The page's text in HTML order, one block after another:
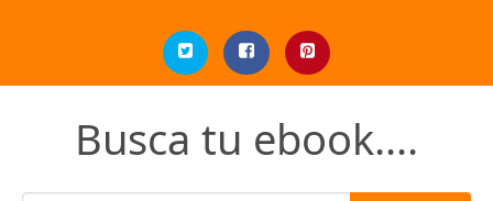
Busca tu ebook....